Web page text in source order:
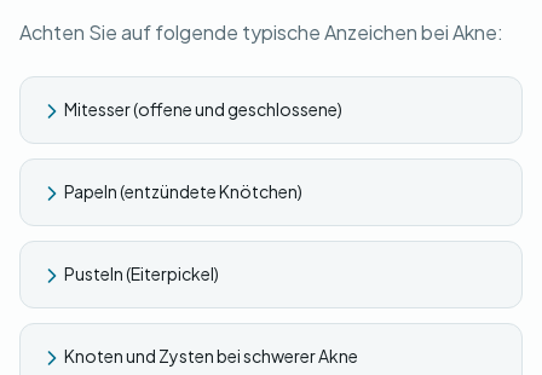
Achten Sie auf folgende typische Anzeichen bei Akne:
Mitesser (offene und geschlossene)
Papeln (entzündete Knötchen)
Pusteln (Eiterpickel)
Knoten und Zysten bei schwerer Akne